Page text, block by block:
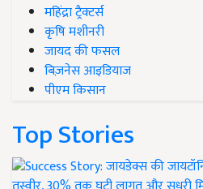
महिंद्रा ट्रैक्टर्स
कृषि मशीनरी
जायद की फसल
बिज़नेस आइडियाज
पीएम किसान
Top Stories